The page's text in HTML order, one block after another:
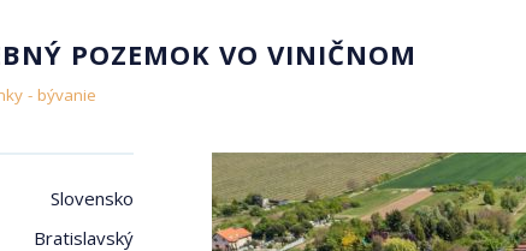
POZEMOK VO VINIČNOM
- bývanie
Slovensko
Bratislavský